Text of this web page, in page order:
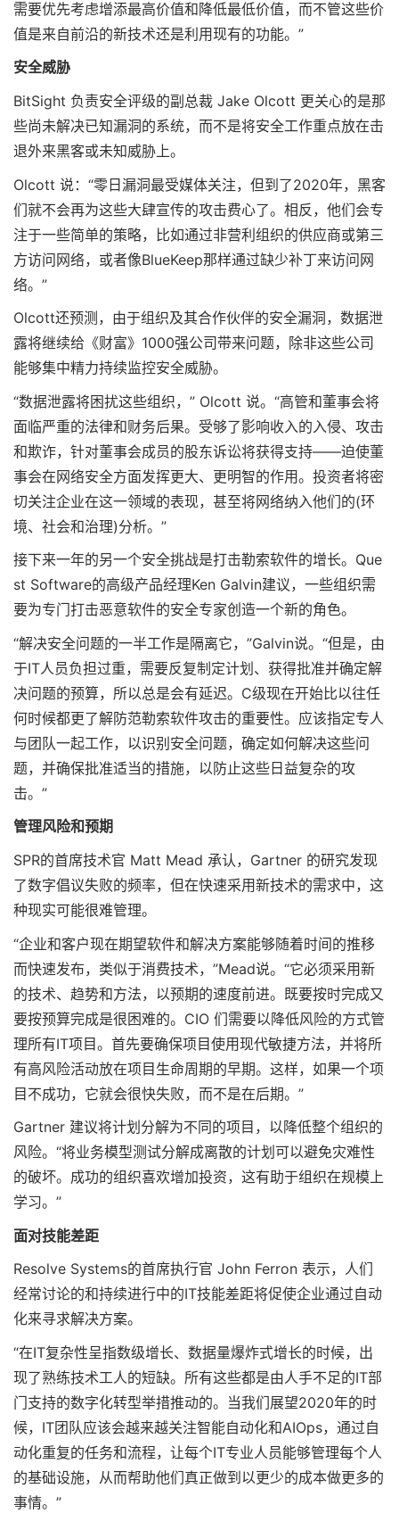
需要优先考虑增添最高价值和降低最低价值，而不管这些价
值是来自前沿的新技术还是利用现有的功能。”
安全威胁
BitSight 负责安全评级的副总裁 Jake Olcott 更关心的是那
些尚未解决已知漏洞的系统，而不是将安全工作重点放在击
退外来黑客或未知威胁上。
Olcott 说：“零日漏洞最受媒体关注，但到了2020年，黑客
们就不会再为这些大肆宣传的攻击费心了。相反，他们会专
注于一些简单的策略，比如通过非营利组织的供应商或第三
方访问网络，或者像BlueKeep那样通过缺少补丁来访问网
络。”
Olcott还预测，由于组织及其合作伙伴的安全漏洞，数据泄
露将继续给《财富》1000强公司带来问题，除非这些公司
能够集中精力持续监控安全威胁。
“数据泄露将困扰这些组织，” Olcott 说。“高管和董事会将
面临严重的法律和财务后果。受够了影响收入的入侵、攻击
和欺诈，针对董事会成员的股东诉讼将获得支持——迫使董
事会在网络安全方面发挥更大、更明智的作用。投资者将密
切关注企业在这一领域的表现，甚至将网络纳入他们的(环
境、社会和治理)分析。”
接下来一年的另一个安全挑战是打击勒索软件的增长。Que
st Software的高级产品经理Ken Galvin建议，一些组织需
要为专门打击恶意软件的安全专家创造一个新的角色。
“解决安全问题的一半工作是隔离它，”Galvin说。“但是，由
于IT人员负担过重，需要反复制定计划、获得批准并确定解
决问题的预算，所以总是会有延迟。C级现在开始比以往任
何时候都更了解防范勒索软件攻击的重要性。应该指定专人
与团队一起工作，以识别安全问题，确定如何解决这些问
题，并确保批准适当的措施，以防止这些日益复杂的攻
击。”
管理风险和预期
SPR的首席技术官 Matt Mead 承认，Gartner 的研究发现
了数字倡议失败的频率，但在快速采用新技术的需求中，这
种现实可能很难管理。
“企业和客户现在期望软件和解决方案能够随着时间的推移
而快速发布，类似于消费技术，”Mead说。“它必须采用新
的技术、趋势和方法，以预期的速度前进。既要按时完成又
要按预算完成是很困难的。CIO 们需要以降低风险的方式管
理所有IT项目。首先要确保项目使用现代敏捷方法，并将所
有高风险活动放在项目生命周期的早期。这样，如果一个项
目不成功，它就会很快失败，而不是在后期。”
Gartner 建议将计划分解为不同的项目，以降低整个组织的
风险。“将业务模型测试分解成离散的计划可以避免灾难性
的破坏。成功的组织喜欢增加投资，这有助于组织在规模上
学习。”
面对技能差距
Resolve Systems的首席执行官 John Ferron 表示，人们
经常讨论的和持续进行中的IT技能差距将促使企业通过自动
化来寻求解决方案。
“在IT复杂性呈指数级增长、数据量爆炸式增长的时候，出
现了熟练技术工人的短缺。所有这些都是由人手不足的IT部
门支持的数字化转型举措推动的。当我们展望2020年的时
候，IT团队应该会越来越关注智能自动化和AIOps，通过自
动化重复的任务和流程，让每个IT专业人员能够管理每个人
的基础设施，从而帮助他们真正做到以更少的成本做更多的
事情。”